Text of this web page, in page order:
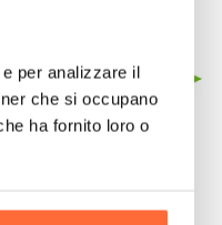
per analizzare il
che si occupano
ha fornito loro o